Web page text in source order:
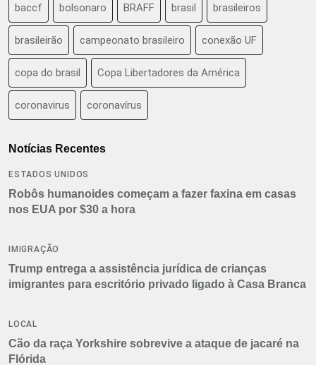
baccf bolsonaro BRAFF brasil brasileiros
brasileirão campeonato brasileiro conexão UF
copa do brasil Copa Libertadores da América
coronavirus coronavírus
Notícias Recentes
ESTADOS UNIDOS
Robôs humanoides começam a fazer faxina em casas
nos EUA por $30 a hora
IMIGRAÇÃO
Trump entrega a assistência jurídica de crianças
imigrantes para escritório privado ligado à Casa Branca
LOCAL
Cão da raça Yorkshire sobrevive a ataque de jacaré na
Flórida